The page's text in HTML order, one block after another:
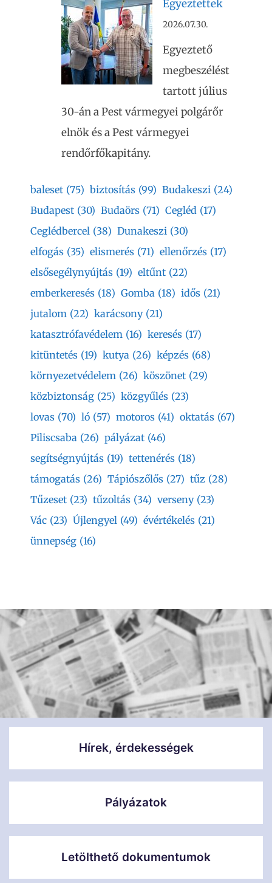
Egyeztettek
2026.07.30.
Egyeztető
megbeszélést
tartott július
30-án a Pest vármegyei polgárőr
elnök és a Pest vármegyei
rendőrfőkapitány.
baleset (75) biztosítás (99) Budakeszi (24)
Budapest (30) Budaörs (71) Cegléd (17)
Ceglédbercel (38) Dunakeszi (30)
elfogás (35) elismerés (71) ellenőrzés (17)
elsősegélynyújtás (19) eltűnt (22)
emberkeresés (18) Gomba (18) idős (21)
jutalom (22) karácsony (21)
katasztrófavédelem (16) keresés (17)
kitüntetés (19) kutya (26) képzés (68)
környezetvédelem (26) köszönet (29)
közbiztonság (25) közgyűlés (23)
lovas (70) ló (57) motoros (41) oktatás (67)
Piliscsaba (26) pályázat (46)
segítségnyújtás (19) tettenérés (18)
támogatás (26) Tápiószőlős (27) tűz (28)
Tűzeset (23) tűzoltás (34) verseny (23)
Vác (23) Újlengyel (49) évértékelés (21)
ünnepség (16)
Hírek, érdekességek
Pályázatok
Letölthető dokumentumok